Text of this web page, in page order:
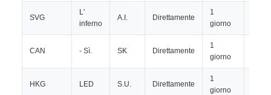
SVG
L'
inferno
A.I. Direttamente
1
giorno
CAN - Sì. SK Direttamente
1
giorno
HKG LED S.U. Direttamente
1
giorno